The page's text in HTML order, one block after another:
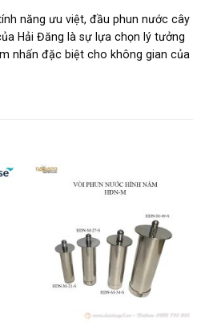
năng ưu việt, đầu phun nước cây
Hải Đăng là sự lựa chọn lý tưởng
nhấn đặc biệt cho không gian của